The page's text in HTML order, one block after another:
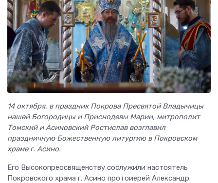
14 октября, в праздник Покрова Пресвятой Владычицы
нашей Богородицы и Приснодевы Марии, митрополит
Томский и Асиновский Ростислав возглавил
праздничную Божественную литургию в Покровском
храме г. Асино.
Его Высокопреосвященству сослужили настоятель
Покровского храма г. Асино протоиерей Александр